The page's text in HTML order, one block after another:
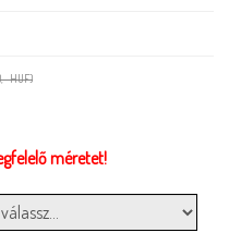
HUF)
méretet!